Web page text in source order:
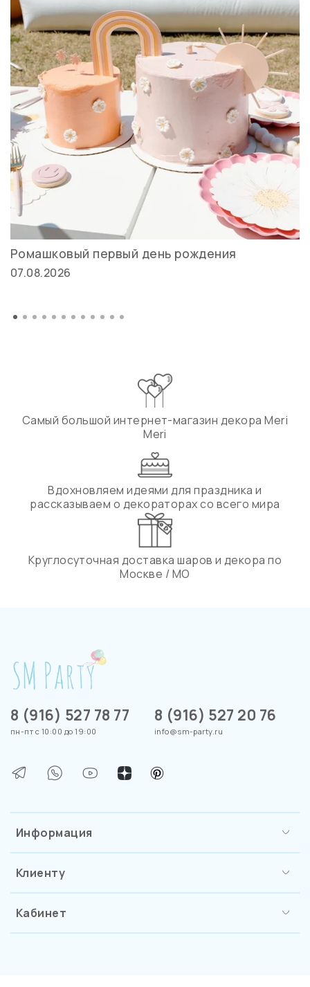
Ромашковый первый день рождения
07.08.2026
Самый большой интернет-магазин декора Meri
Meri
Вдохновляем идеями для праздника и
рассказываем о декораторах со всего мира
Круглосуточная доставка шаров и декора по
Москве / МО
Информация
Клиенту
Кабинет
8 (916) 527 78 77
пн-пт с 10:00 до 19:00
8 (916) 527 20 76
info@sm-party.ru